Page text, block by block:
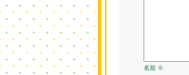
名前 ※